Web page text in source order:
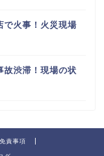
で火事！火災現場
故渋滞！現場の状
免責事項